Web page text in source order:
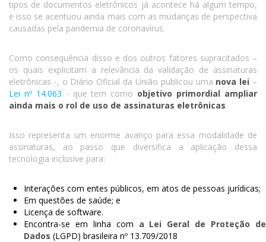
tipos de documentos eletrônicos já acontece há algum tempo,
e isso se acentuou ainda mais com as mudanças de perspectiva
causadas pela pandemia de coronavírus.
Como consequência disso e dos outros fatores supracitados –
os quais explicitam a relevância da validação de assinaturas
eletrônicas -, o Diário Oficial da União publicou uma nova lei –
Lei nº 14.063 - que tem como objetivo primordial ampliar
ainda mais o rol de uso de assinaturas eletrônicas.
Isso representa um enorme avanço para essa modalidade de
assinaturas, ao passo que diversifica a aplicação dessa
tecnologia inclusive para:
Interações com entes públicos, em atos de pessoas jurídicas;
Em questões de saúde; e
Licença de software.
Encontra-se em linha com a Lei Geral de Proteção de
Dados (LGPD) brasileira nº 13.709/2018